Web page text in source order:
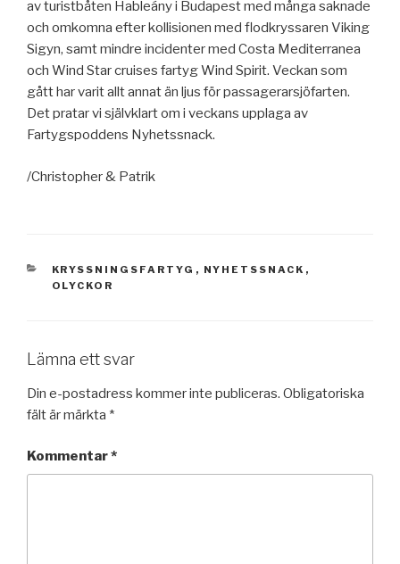
av turistbåten Hableány i Budapest med många saknade
och omkomna efter kollisionen med flodkryssaren Viking
Sigyn, samt mindre incidenter med Costa Mediterranea
och Wind Star cruises fartyg Wind Spirit. Veckan som
gått har varit allt annat än ljus för passagerarsjöfarten.
Det pratar vi självklart om i veckans upplaga av
Fartygspoddens Nyhetssnack.
/Christopher & Patrik
KATEGORIER
KRYSSNINGSFARTYG , NYHETSSNACK ,
OLYCKOR
Lämna ett svar
Din e-postadress kommer inte publiceras. Obligatoriska
fält är märkta *
Kommentar*